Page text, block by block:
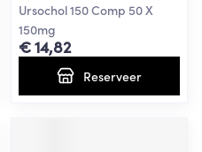
Ursochol 150 Comp 50 X
150mg
€ 14,82
Reserveer